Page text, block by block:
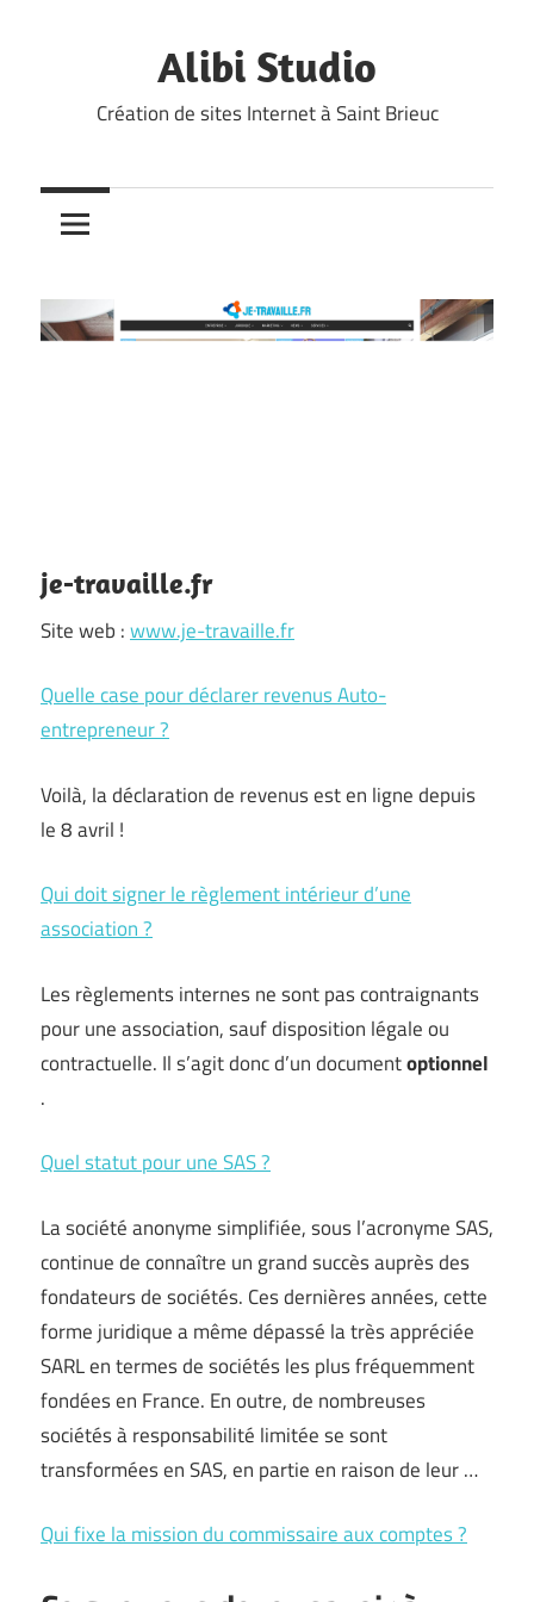
Alibi Studio
Création de sites Internet à Saint Brieuc
je-travaille.fr
Site web :www.je-travaille.fr
Quelle case pour déclarer revenus Auto-
entrepreneur ?
Voilà, la déclaration de revenus est en ligne depuis
le 8 avril !
Qui doit signer le règlement intérieur d’une
association ?
Les règlements internes ne sont pas contraignants
pour une association, sauf disposition légale ou
contractuelle. Il s’agit donc d’un documentoptionnel
.
Quel statut pour une SAS ?
La société anonyme simplifiée, sous l’acronyme SAS,
continue de connaître un grand succès auprès des
fondateurs de sociétés. Ces dernières années, cette
forme juridique a même dépassé la très appréciée
SARL en termes de sociétés les plus fréquemment
fondées en France. En outre, de nombreuses
sociétés à responsabilité limitée se sont
transformées en SAS, en partie en raison de leur …
Qui fixe la mission du commissaire aux comptes ?